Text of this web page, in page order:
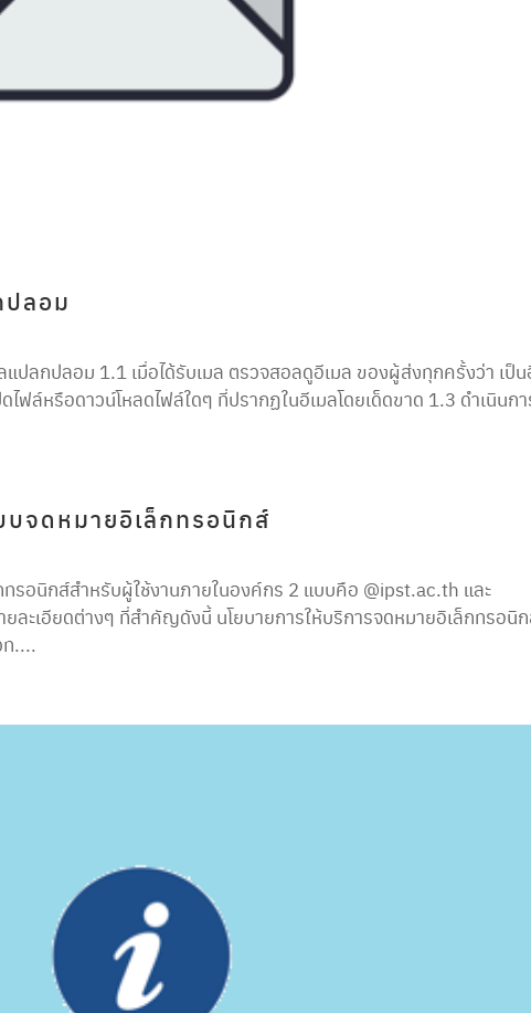
ลอม
ปลกปลอม 1.1 เมื่อได้รับเมล ตรวจสอลดูอีเมล ของผู้ส่งทุกครั้งว่า เป็น
ฟล์หรือดาวน์โหลดไฟล์ใดๆ ที่ปรากฏในอีเมลโดยเด็ดขาด 1.3 ดำเนินก
บจดหมายอิเล็กทรอนิกส์
รอนิกส์สำหรับผู้ใช้งานภายในองค์กร 2 แบบคือ @ipst.ac.th และ
ละเอียดต่างๆ ที่สำคัญดังนี้ นโยบายการให้บริการจดหมายอิเล็กทรอนิ
....